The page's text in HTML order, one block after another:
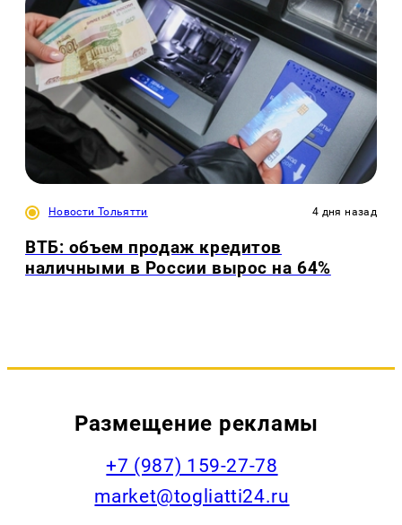
Новости Тольятти 4 дня назад
ВТБ: объем продаж кредитов
наличными в России вырос на 64%
Размещение рекламы
+7 (987) 159-27-78
market@togliatti24.ru